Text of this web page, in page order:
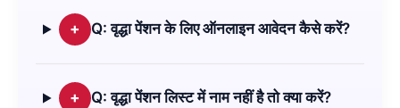
+ Q: वृद्धा पेंशन के लिए ऑनलाइन आवेदन कैसे करें?
+ Q: वृद्धा पेंशन लिस्ट में नाम नहीं है तो क्या करें?